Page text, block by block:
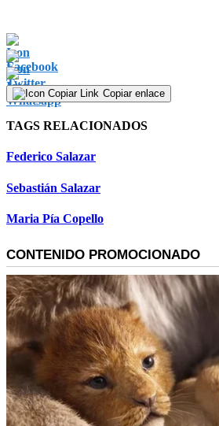
Copiar enlace
TAGS RELACIONADOS
Federico Salazar
Sebastián Salazar
Maria Pía Copello